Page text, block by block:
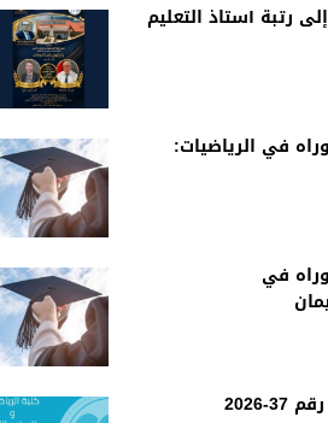
رتبة أستاذ التعليم
في الرياضيات:
في